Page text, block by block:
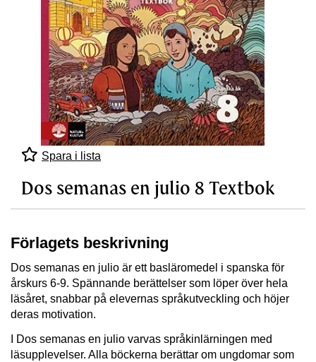
Spara i lista
Dos semanas en julio 8 Textbok
Förlagets beskrivning
Dos semanas en julio är ett basläromedel i spanska för
årskurs 6-9. Spännande berättelser som löper över hela
läsåret, snabbar på elevernas språkutveckling och höjer
deras motivation.
I Dos semanas en julio varvas språkinlärningen med
läsupplevelser. Alla böckerna berättar om ungdomar som